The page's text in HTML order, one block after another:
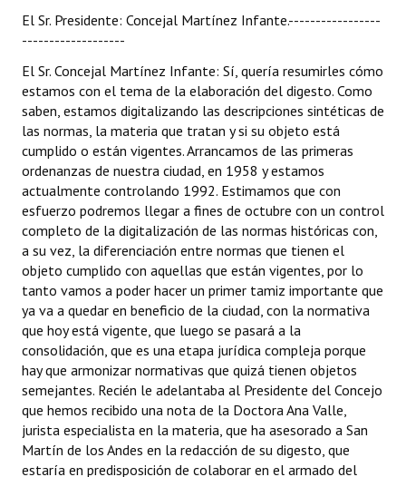
El Sr. Presidente: Concejal Martínez Infante.-----------------
-------------------
El Sr. Concejal Martínez Infante: Sí, quería resumirles cómo
estamos con el tema de la elaboración del digesto. Como
saben, estamos digitalizando las descripciones sintéticas de
las normas, la materia que tratan y si su objeto está
cumplido o están vigentes. Arrancamos de las primeras
ordenanzas de nuestra ciudad, en 1958 y estamos
actualmente controlando 1992. Estimamos que con
esfuerzo podremos llegar a fines de octubre con un control
completo de la digitalización de las normas históricas con,
a su vez, la diferenciación entre normas que tienen el
objeto cumplido con aquellas que están vigentes, por lo
tanto vamos a poder hacer un primer tamiz importante que
ya va a quedar en beneficio de la ciudad, con la normativa
que hoy está vigente, que luego se pasará a la
consolidación, que es una etapa jurídica compleja porque
hay que armonizar normativas que quizá tienen objetos
semejantes. Recién le adelantaba al Presidente del Concejo
que hemos recibido una nota de la Doctora Ana Valle,
jurista especialista en la materia, que ha asesorado a San
Martín de los Andes en la redacción de su digesto, que
estaría en predisposición de colaborar en el armado del